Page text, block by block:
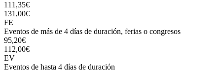
111,35€
131,00€
FE
Eventos de más de 4 días de duración, ferias o congresos
95,20€
112,00€
EV
Eventos de hasta 4 días de duración